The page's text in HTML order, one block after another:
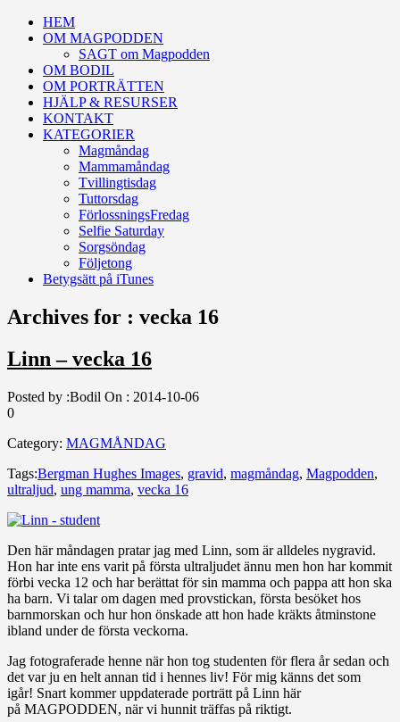
HEM
OM MAGPODDEN
SAGT om Magpodden
OM BODIL
OM PORTRÄTTEN
HJÄLP & RESURSER
KONTAKT
KATEGORIER
Magmåndag
Mammamåndag
Tvillingtisdag
Tuttorsdag
FörlossningsFredag
Selfie Saturday
Sorgsöndag
Följetong
Betygsätt på iTunes
Archives for : vecka 16
Linn – vecka 16
Posted by :Bodil On : 2014-10-06
0
Category: MAGMÅNDAG
Tags:Bergman Hughes Images, gravid, magmåndag, Magpodden,
ultraljud, ung mamma, vecka 16
Den här måndagen pratar jag med Linn, som är alldeles nygravid.
Hon har inte ens varit på första ultraljudet ännu men hon har kommit
förbi vecka 12 och har berättat för sin mamma och pappa att hon ska
ha barn. Vi talar om dagen med provstickan, första besöket hos
barnmorskan och hur hon önskade att hon hade kräkts åtminstone
ibland under de första veckorna.
Jag fotograferade henne när hon tog studenten för flera år sedan och
det var ju en helt annan tid i hennes liv! För mig känns det som
igår! Snart kommer uppdaterade porträtt på Linn här
på MAGPODDEN, när vi hunnit träffas på riktigt.